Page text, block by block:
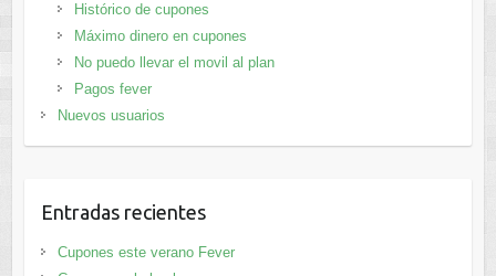
Histórico de cupones
Máximo dinero en cupones
No puedo llevar el movil al plan
Pagos fever
Nuevos usuarios
Entradas recientes
Cupones este verano Fever